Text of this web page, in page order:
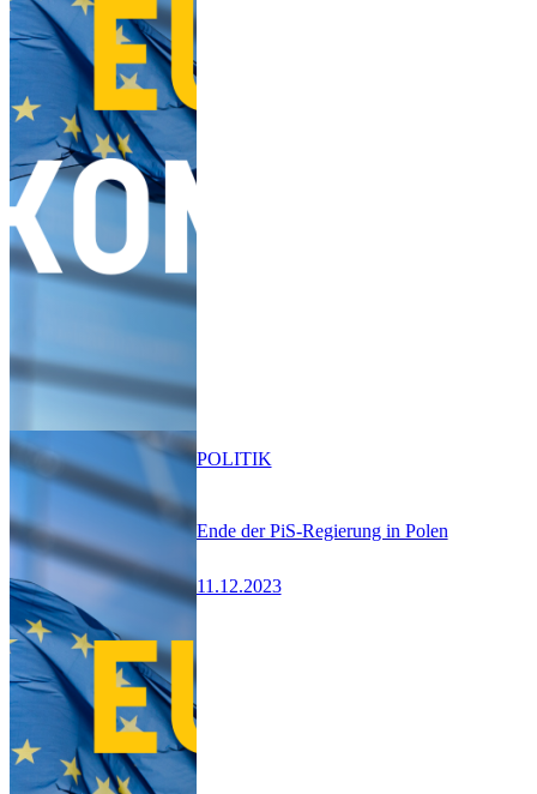
Ende der PiS-Regierung in Polen
11.12.2023
POLITIK